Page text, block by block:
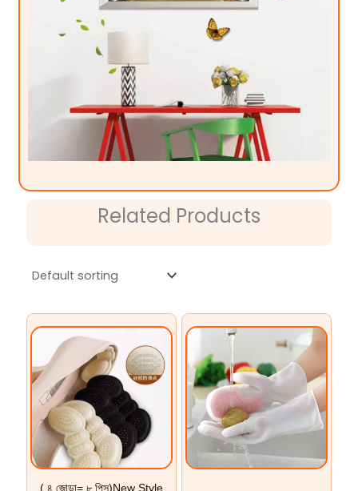
Related Products
( ৪ জোড়া= ৮ পিস)New Style